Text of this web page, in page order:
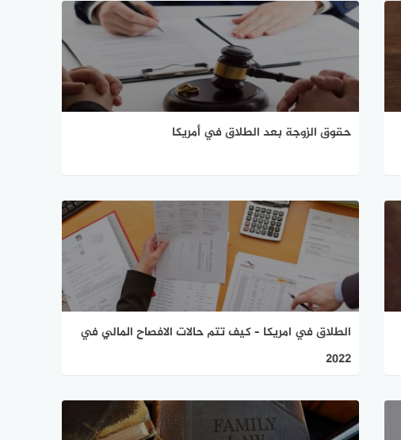
حقوق الزوجة بعد الطلاق في أمريكا
الطلاق في امريكا – كيف تتم حالات الافصاح المالي في
2022